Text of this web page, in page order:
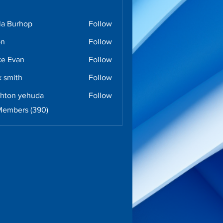
Burhop Follow
Follow
Evan Follow
smith Follow
yehuda
Follow
(390)